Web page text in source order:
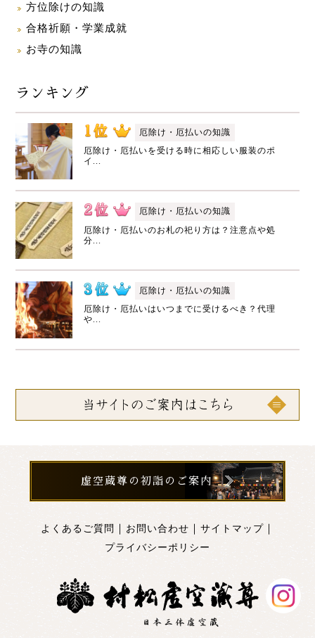
方位除けの知識
合格祈願・学業成就
お寺の知識
ランキング
厄除け・厄払いの知識
厄除け・厄払いを受ける時に相応しい服装のポ
イ...
厄除け・厄払いの知識
厄除け・厄払いのお札の祀り方は？注意点や処
分...
厄除け・厄払いの知識
厄除け・厄払いはいつまでに受けるべき？代理
や...
虚空蔵尊の初詣のご案内
よくあるご質問 お問い合わせ サイトマップ｜
プライバシーポリシー